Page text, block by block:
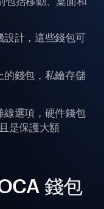
計，這些錢包可
錢包，私鑰存儲
選項，硬件錢包
是保護大額
錢包